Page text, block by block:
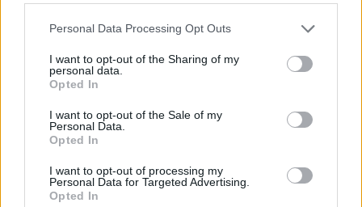
Personal Data Processing Opt Outs
I want to opt-out of the Sharing of my
personal data.
Opted In
I want to opt-out of the Sale of my
Personal Data.
Opted In
I want to opt-out of processing my
Personal Data for Targeted Advertising.
Opted In